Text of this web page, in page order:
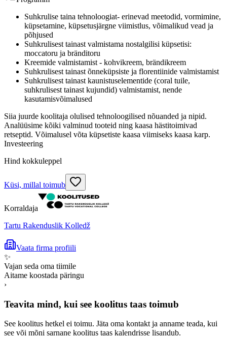
Suhkrulise taina tehnoloogiat- erinevad meetodid, vormimine,
küpsetamine, küpsetusjärgne viimistlus, võimalikud vead ja
põhjused
Suhkrulisest tainast valmistama nostalgilisi küpsetisi:
moccatoru ja bränditoru
Kreemide valmistamist - kohvikreem, brändikreem
Suhkrulisest tainast õnneküpsiste ja florentiinide valmistamist
Suhkrulisest tainast kaunistuselementide (coral tuile,
suhkrulisest tainast kujundid) valmistamist, nende
kasutamisvõimalused
Siia juurde koolitaja olulised tehnoloogilised nõuanded ja nipid.
Analüüsime kõiki valminud tooteid ning kaasa hästitoimivad
retseptid. Võimalusel võta küpsetiste kaasa viimiseks kaasa karp.
Investeering
Hind kokkuleppel
Küsi, millal toimub
Korraldaja
Tartu Rakenduslik Kolledž
Vaata firma profiili
✨
Vajan seda oma tiimile
Aitame koostada päringu
›
Teavita mind, kui see koolitus taas toimub
See koolitus hetkel ei toimu. Jäta oma kontakt ja anname teada, kui
see või mõni sarnane koolitus taas kalendrisse lisandub.